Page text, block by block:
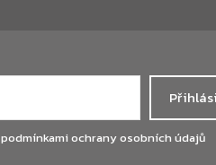
podmínkami ochrany osobních údajů